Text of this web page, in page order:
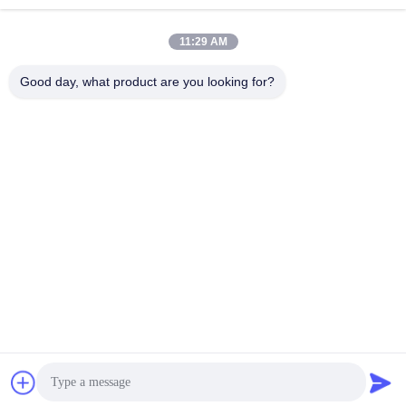
Senden Sie
11:29 AM
Good day, what product are you looking for?